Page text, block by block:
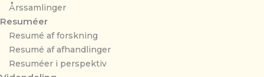
Årssamlinger
Resuméer
Resumé af forskning
Resumé af afhandlinger
Resuméer i perspektiv